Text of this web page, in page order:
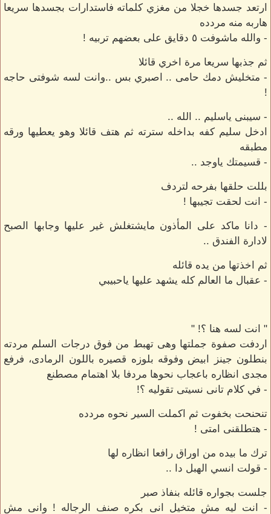
ارتعد جسدها خجلا من مغزي كلماته فاستدارات بجسدها سريعا
هاربه منه مردده
- والله ماشوفت ٥ دقايق على بعضهم تربيه !
ثم جذبها سريعا مرة اخري قائلا
- متخليش دمك حامى .. اصبري بس ..وانت لسه شوفتى حاجه
!
- سيبنى ياسليم .. الله ..
ادخل سليم كفه بداخله سترته ثم هتف قائلا وهو يعطيها ورقه
مطبقه
- قسيمتك ياوجد ..
بللت حلقها بفرحه لتردف
- انت لحقت تجيبها !
- دانا ماكد على المأذون مايشتغلش غير عليها وجابها الصبح
لادارة الفندق ..
ثم اخذتها من يده قائله
- عقبال ما العالم كله يشهد عليها ياحبيبي
" انت لسه هنا ؟! "
اردفت صفوة جملتها وهى تهبط من فوق درجات السلم مردته
بنطلون جينز ابيض وفوقه بلوزه قصيره باللون الرمادى، فرفع
مجدى انظاره باعجاب نحوها مردفا بلا اهتمام مصطنع
- في كلام تانى نسيتى تقوليه ؟!
تنحنحت بخفوت ثم اكملت السير نحوه مردده
- هتطلقنى امتى !
ترك ما بيده من اوراق رافعا انظاره لها
- قولت انسي الهبل دا ..
جلست بجواره قائله بنفاذ صبر
- انت ليه مش متخيل انى بكره صنف الرجاله ! وانى مش